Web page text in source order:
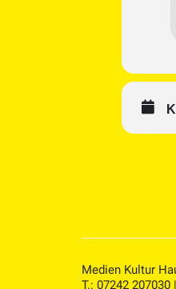
Medien Kultur
T.: 07242 207030 |